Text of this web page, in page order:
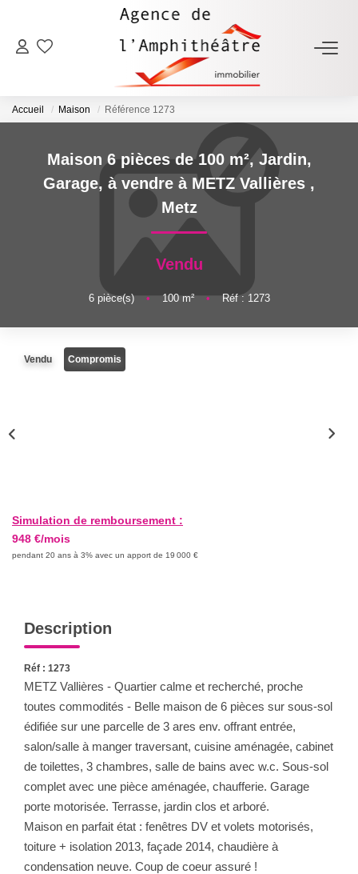
ACHETER
ESTIMER
FAIRE GÉRER
NOTRE AGENCE
Accueil Maison Référence 1273
Maison 6 pièces de 100 m², Jardin,
Garage, à vendre à METZ Vallières ,
Metz
Vendu
6pièce(s) • 100m² • Réf : 1273
Vendu Compromis
Simulation de remboursement :
948 €/mois
pendant 20 ans à 3% avec un apport de 19 000 €
Description
Réf : 1273
METZ Vallières - Quartier calme et recherché, proche
toutes commodités - Belle maison de 6 pièces sur sous-sol
édifiée sur une parcelle de 3 ares env. offrant entrée,
salon/salle à manger traversant, cuisine aménagée, cabinet
de toilettes, 3 chambres, salle de bains avec w.c. Sous-sol
complet avec une pièce aménagée, chaufferie. Garage
porte motorisée. Terrasse, jardin clos et arboré.
Maison en parfait état : fenêtres DV et volets motorisés,
toiture + isolation 2013, façade 2014, chaudière à
condensation neuve. Coup de coeur assuré !